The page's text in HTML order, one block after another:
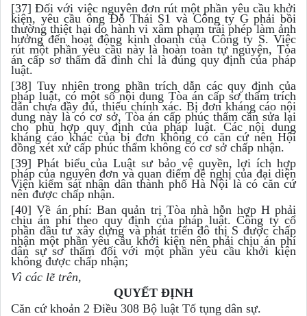
[37] Đối với việc nguyên đơn rút một phần yêu cầu khởi
kiện, yêu cầu ông Đỗ Thái S1 và Công ty G phải bồi
thường thiệt hại do hành vi xâm phạm trái phép làm ảnh
hưởng đến hoạt động kinh doanh của Công ty S. Việc
rút một phần yêu cầu này là hoàn toàn tự nguyện, Tòa
án cấp sơ thẩm đã đình chỉ là đúng quy định của pháp
luật.
[38] Tuy nhiên trong phần trích dẫn các quy định của
pháp luật, có một số nội dung Tòa án cấp sơ thẩm trích
dẫn chưa đầy đủ, thiếu chính xác. Bị đơn kháng cáo nội
dung này là có cơ sở, Tòa án cấp phúc thẩm cần sửa lại
cho phù hợp quy định của pháp luật. Các nội dung
kháng cáo khác của bị đơn không có căn cứ nên Hội
đồng xét xử cấp phúc thẩm không có cơ sở chấp nhận.
[39] Phát biểu của Luật sư bảo vệ quyền, lợi ích hợp
pháp của nguyên đơn và quan điểm đề nghị của đại diện
Viện kiểm sát nhân dân thành phố Hà Nội là có căn cứ
nên được chấp nhận.
[40] Về án phí: Ban quản trị Tòa nhà hỗn hợp H phải
chịu án phí theo quy định của pháp luật. Công ty cổ
phần đầu tư xây dựng và phát triển đô thị S được chấp
nhận một phần yêu cầu khởi kiện nên phải chịu án phí
dân sự sơ thẩm đối với một phần yêu cầu khởi kiện
không được chấp nhận;
Vì các lẽ trên,
QUYẾT ĐỊNH
Căn cứ khoản 2 Điều 308 Bộ luật Tố tụng dân sự.